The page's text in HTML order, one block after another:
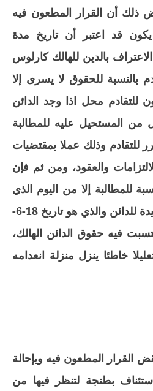
ذلك أن القرار المطعون فيه
يكون قد اعتبر أن تاريخ مدة
بالدين للهالك كارلوس
بالنسبة للحقوق لا يسرى إلا
للتقادم محل اذا وجد الدائن
المستحيل عليه للمطالبة
للتقادم وذلك عملا بمقتضيات
الالتزامات والعقود، ومن ثم فإن
للمطالبة إلا من اليوم الذي
حكم لها بأنها الوارثة الوحيدة للدائن والذي هو تاريخ 18-6-
اكتسبت فيه حقوق الدائن الهالك،
خاطئا ينزل منزلة انعدامه
القرار المطعون فيه وبإحالة
بطنجة لتنظر فيها من